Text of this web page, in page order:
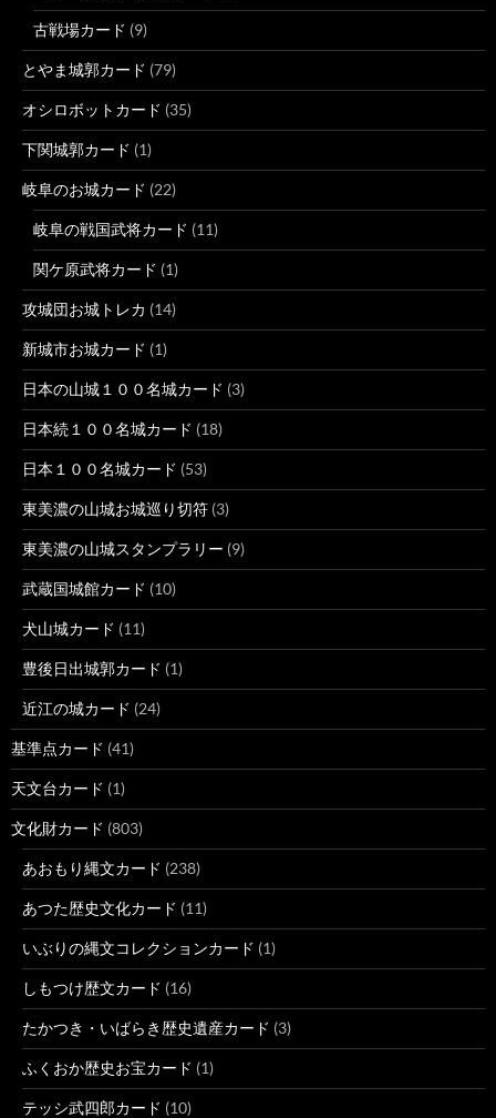
古戦場カード (9)
とやま城郭カード (79)
オシロボットカード (35)
下関城郭カード (1)
岐阜のお城カード (22)
岐阜の戦国武将カード (11)
関ケ原武将カード (1)
攻城団お城トレカ (14)
新城市お城カード (1)
日本の山城１００名城カード (3)
日本続１００名城カード (18)
日本１００名城カード (53)
東美濃の山城お城巡り切符 (3)
東美濃の山城スタンプラリー (9)
武蔵国城館カード (10)
犬山城カード (11)
豊後日出城郭カード (1)
近江の城カード (24)
基準点カード (41)
天文台カード (1)
文化財カード (803)
あおもり縄文カード (238)
あつた歴史文化カード (11)
いぶりの縄文コレクションカード (1)
しもつけ歴文カード (16)
たかつき・いばらき歴史遺産カード (3)
ふくおか歴史お宝カード (1)
テッシ武四郎カード (10)